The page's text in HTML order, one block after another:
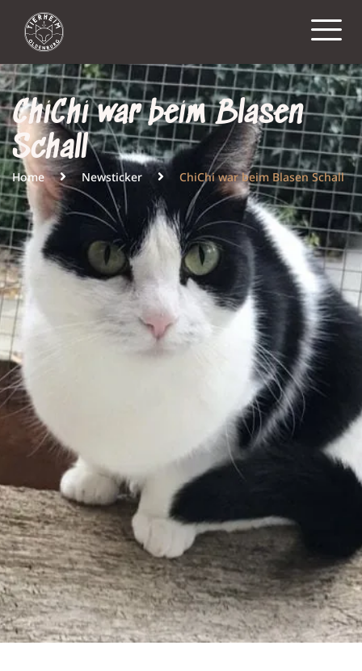
ChiChi war beim Blasen
Schall
Home Newsticker ChiChi war beim Blasen Schall